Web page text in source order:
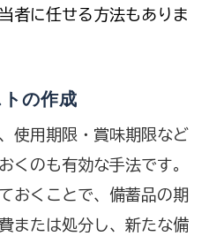
者に任せる方法もありま
の作成
使用期限・賞味期限など
くのも有効な手法です。
おくことで、備蓄品の期
または処分し、新たな備